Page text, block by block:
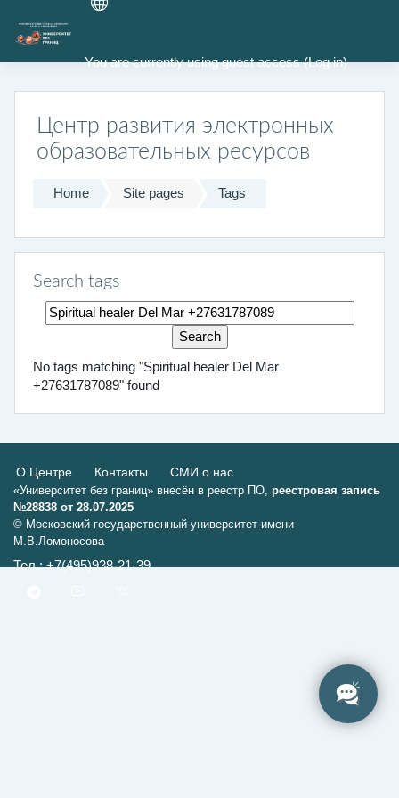
You are currently using guest access (Log in)
Skip to main content
Центр развития электронных
образовательных ресурсов
Home Site pages Tags
Search tags
Search tags
No tags matching "Spiritual healer Del Mar
+27631787089" found
О Центре Контакты СМИ о нас
«Университет без границ» внесён в реестр ПО, реестровая запись
№28838 от 28.07.2025
© Московский государственный университет имени
М.В.Ломоносова
Тел.: +7(495)938-21-39